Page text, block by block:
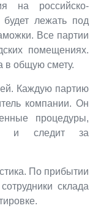
на российско-
лежать под
Все партии
помещениях.
в общую смету.
Каждую партию
компании. Он
процедуры,
и следит за
По прибытии
склада